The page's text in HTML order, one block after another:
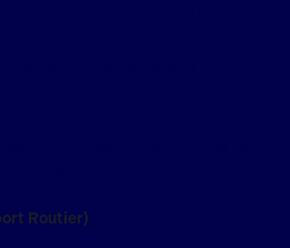
Routier)